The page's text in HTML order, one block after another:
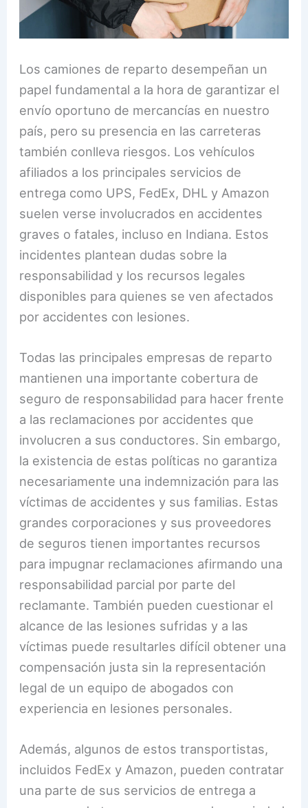
Los camiones de reparto desempeñan un
papel fundamental a la hora de garantizar el
envío oportuno de mercancías en nuestro
país, pero su presencia en las carreteras
también conlleva riesgos. Los vehículos
afiliados a los principales servicios de
entrega como UPS, FedEx, DHL y Amazon
suelen verse involucrados en accidentes
graves o fatales, incluso en Indiana. Estos
incidentes plantean dudas sobre la
responsabilidad y los recursos legales
disponibles para quienes se ven afectados
por accidentes con lesiones.
Todas las principales empresas de reparto
mantienen una importante cobertura de
seguro de responsabilidad para hacer frente
a las reclamaciones por accidentes que
involucren a sus conductores. Sin embargo,
la existencia de estas políticas no garantiza
necesariamente una indemnización para las
víctimas de accidentes y sus familias. Estas
grandes corporaciones y sus proveedores
de seguros tienen importantes recursos
para impugnar reclamaciones afirmando una
responsabilidad parcial por parte del
reclamante. También pueden cuestionar el
alcance de las lesiones sufridas y a las
víctimas puede resultarles difícil obtener una
compensación justa sin la representación
legal de un equipo de abogados con
experiencia en lesiones personales.
Además, algunos de estos transportistas,
incluidos FedEx y Amazon, pueden contratar
una parte de sus servicios de entrega a